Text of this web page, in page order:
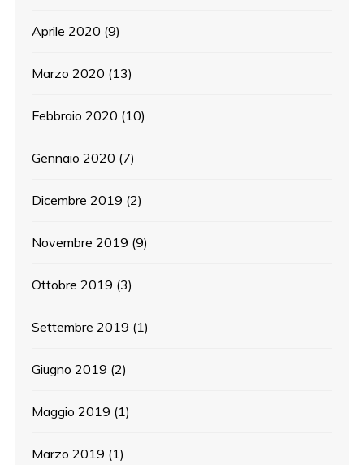
Aprile 2020 (9)
Marzo 2020 (13)
Febbraio 2020 (10)
Gennaio 2020 (7)
Dicembre 2019 (2)
Novembre 2019 (9)
Ottobre 2019 (3)
Settembre 2019 (1)
Giugno 2019 (2)
Maggio 2019 (1)
Marzo 2019 (1)